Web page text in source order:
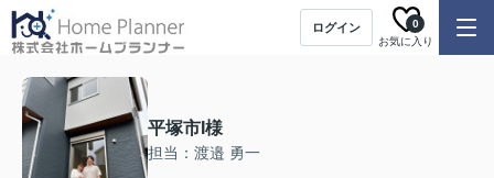
ログイン
お気に入り
0
平塚市I様
担当：渡邉 勇一